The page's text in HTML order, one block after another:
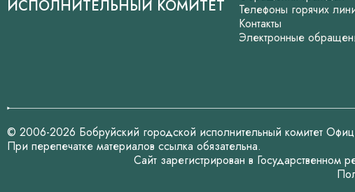
ИСПОЛНИТЕЛЬНЫЙ КОМИТЕТ
Телефоны горячих
Контакты
Электронные
© 2006-2026 Бобруйский городской исполнительный комитет
При перепечатке материалов ссылка обязательна.
Сайт зарегистрирован в